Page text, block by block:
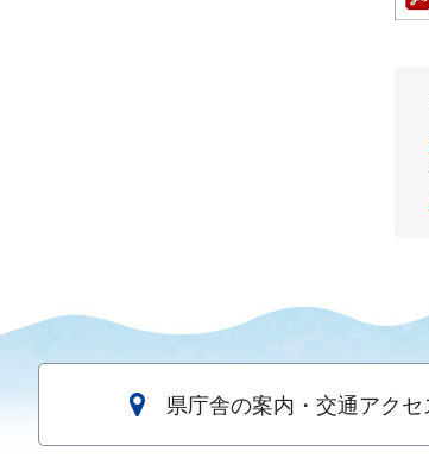
県庁舎の案内・交通アクセ